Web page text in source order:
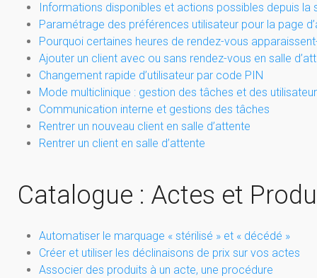
Informations disponibles et actions possibles depuis la
Paramétrage des préférences utilisateur pour la page
Pourquoi certaines heures de rendez-vous
Ajouter un client avec ou sans rendez-vous en salle
Changement rapide d’utilisateur par code PIN
Mode multiclinique : gestion des tâches et des
Communication interne et gestions des tâches
Rentrer un nouveau client en salle d’attente
Rentrer un client en salle d’attente
Catalogue : Actes et
Automatiser le marquage « stérilisé » et « décédé »
Créer et utiliser les déclinaisons de prix sur vos actes
Associer des produits à un acte, une procédure